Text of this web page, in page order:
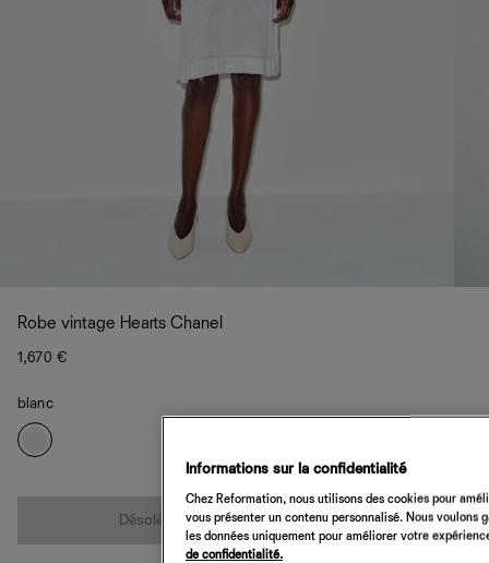
Robe vintage Hearts Chanel
1,670 €
blanc
Désolé, cet article n’est pas disponible
Informations sur la confidentialité
Chez Reformation, nous utilisons des cookies pour
vous présenter un contenu personnalisé. Nous
les données uniquement pour améliorer votre
de confidentialité.